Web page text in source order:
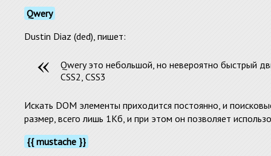
Qwery
Dustin Diaz (ded), пишет:
Qwery это небольшой, но невероятно быстрый
CSS2, CSS3
Искать DOM элементы приходится постоянно, и
размер, всего лишь 1Кб, и при этом он позволяет
{{ mustache }}